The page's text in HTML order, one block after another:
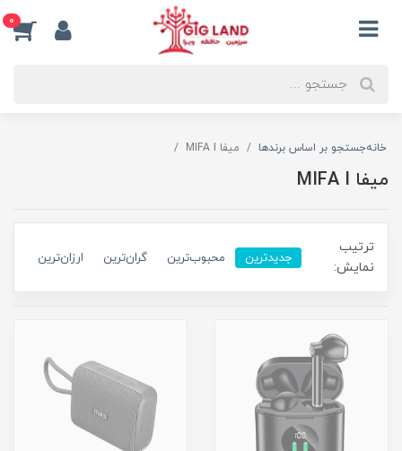
0
خانهجستجو بر اساس برندها میفا MIFA I
میفا MIFA I
ترتیب
نمایش:
جدیدترین محبوب‌ترین گران‌ترین ارزان‌ترین